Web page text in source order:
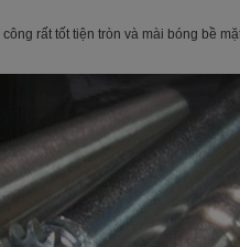
rất tốt tiện tròn và mài bóng bề